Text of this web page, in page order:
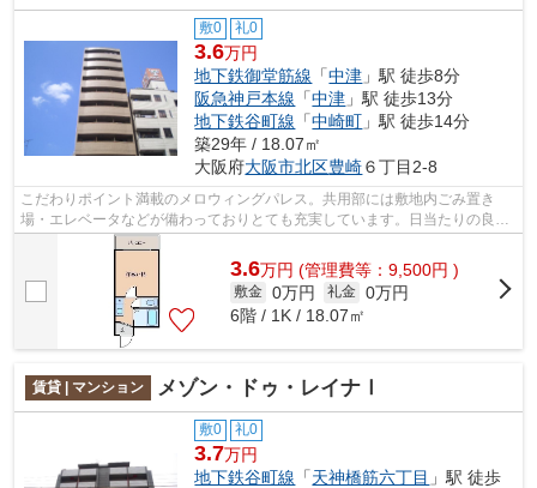
敷0 礼0
3.6万円
地下鉄御堂筋線 「中津 」駅 徒歩8分
阪急神戸本線 「中津 」駅 徒歩13分
地下鉄谷町線 「中崎町 」駅 徒歩14分
築29年 / 18.07㎡
大阪府大阪市北区豊崎６丁目2-8
こだわりポイント満載のメロウィングパレス。共用部には敷地内ごみ置き
場・エレベータなどが備わっておりとても充実しています。日当たりの良い
マンションです。11階建ての物件です。...
3.6万円 (管理費等：9,500円 )
敷金 0万円 礼金 0万円
6階 / 1K / 18.07㎡
賃貸 | マンション メゾン・ドゥ・レイナⅠ
敷0 礼0
3.7万円
地下鉄谷町線 「天神橋筋六丁目 」駅 徒歩